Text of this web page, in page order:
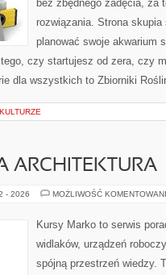
bez zbędnego zadęcia, za
rozwiązania. Strona
planować swoje akwarium
czy startujesz od zera, czy
dla wszystkich to Zbiorniki
ARCHITEKTURA
- 2026 MOŻLIWOŚĆ
Kursy Marko to serwis
widlaków, urządzeń
spójną przestrzeń wiedzy.